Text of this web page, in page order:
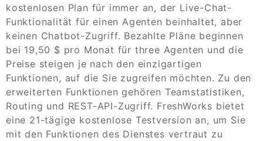
kostenlosen Plan für immer an, der Live-Chat-
Funktionalität für einen Agenten beinhaltet, aber
keinen Chatbot-Zugriff. Bezahlte Pläne beginnen
bei 19,50 $ pro Monat für three Agenten und die
Preise steigen je nach den einzigartigen
Funktionen, auf die Sie zugreifen möchten. Zu den
erweiterten Funktionen gehören Teamstatistiken,
Routing und REST-API-Zugriff. FreshWorks bietet
eine 21-tägige kostenlose Testversion an, um Sie
mit den Funktionen des Dienstes vertraut zu